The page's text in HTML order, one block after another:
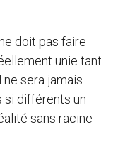
doit pas faire
unie tant
ne sera jamais
si différents un
sans racine